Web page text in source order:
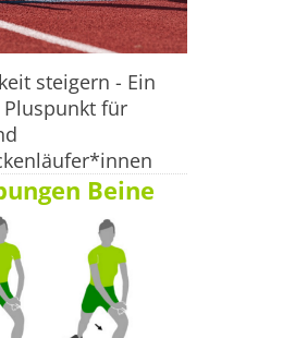
steigern - Ein
für
Beine